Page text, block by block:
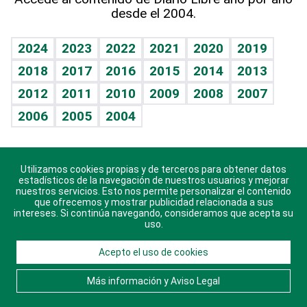
Vida y familia
Eñe
Celebrando la vida
Sin complejos
En pocas palabras
Escuchando al corazón
Economía Personal
TBT Deportivo
Guía del dinero
Horóscopos
Crucigramas
desde el 2004.
2024 2023 2022 2021 2020
2019
2018
2017 2016 2015 2014
2013
2012
2011 2010 2009 2008
2007
2006
2005 2004
Descarga nuestras aplicaciones para Android, iOS y
sistema Huawei.
© 2021 Diario Libre, todos los derechos reservados.
Consulta elAviso Legal. Ponte en Contacto
nosotros y conoce más sobre Diario Libre
Utilizamos cookies propias y de terceros para obtener datos
estadísticos de la navegación de nuestros usuarios y mejorar
nuestros servicios. Esto nos permite personalizar el contenido
que ofrecemos y mostrar publicidad relacionada a sus
intereses. Si continúa navegando, consideramos que acepta su
uso.
Acepto el uso de cookies
Más información y Aviso Legal